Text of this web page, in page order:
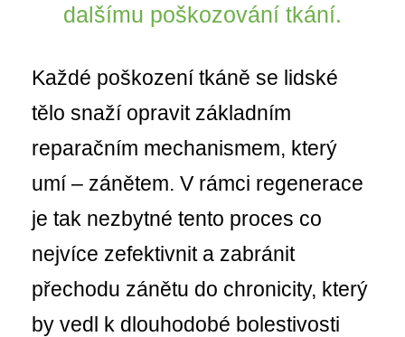
dalšímu poškozování tkání.
Každé poškození tkáně se lidské
tělo snaží opravit základním
reparačním mechanismem, který
umí – zánětem. V rámci regenerace
je tak nezbytné tento proces co
nejvíce zefektivnit a zabránit
přechodu zánětu do chronicity, který
by vedl k dlouhodobé bolestivosti